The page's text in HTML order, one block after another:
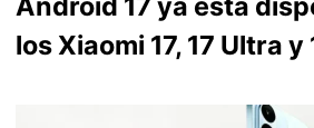
los Xiaomi 17, 17 Ultra y